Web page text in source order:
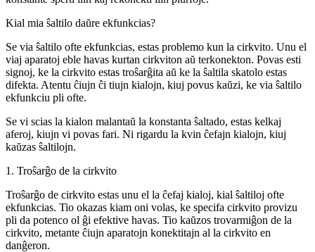
Kial mia ŝaltilo daŭre ekfunkcias?
Se via ŝaltilo ofte ekfunkcias, estas problemo kun la cirkvito. Unu el
viaj aparatoj eble havas kurtan cirkviton aŭ terkonekton. Povas esti
signoj, ke la cirkvito estas troŝarĝita aŭ ke la ŝaltila skatolo estas
difekta. Atentu ĉiujn ĉi tiujn kialojn, kiuj povus kaŭzi, ke via ŝaltilo
ekfunkciu pli ofte.
Se vi scias la kialon malantaŭ la konstanta ŝaltado, estas kelkaj
aferoj, kiujn vi povas fari. Ni rigardu la kvin ĉefajn kialojn, kiuj
kaŭzas ŝaltilojn.
1. Troŝarĝo de la cirkvito
Troŝarĝo de cirkvito estas unu el la ĉefaj kialoj, kial ŝaltiloj ofte
ekfunkcias. Tio okazas kiam oni volas, ke specifa cirkvito provizu
pli da potenco ol ĝi efektive havas. Tio kaŭzos trovarmiĝon de la
cirkvito, metante ĉiujn aparatojn konektitajn al la cirkvito en
danĝeron.